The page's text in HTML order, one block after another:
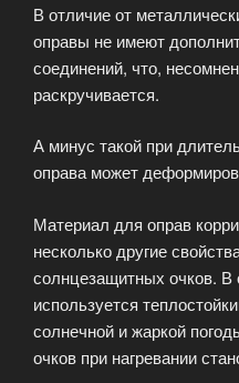
В отличие от
оправы не имеют
соединений, что,
раскручивается.
А минус такой при
оправа может
Материал для оправ
несколько другие
солнцезащитных очков.
используется
солнечной и жаркой
очков при нагревании